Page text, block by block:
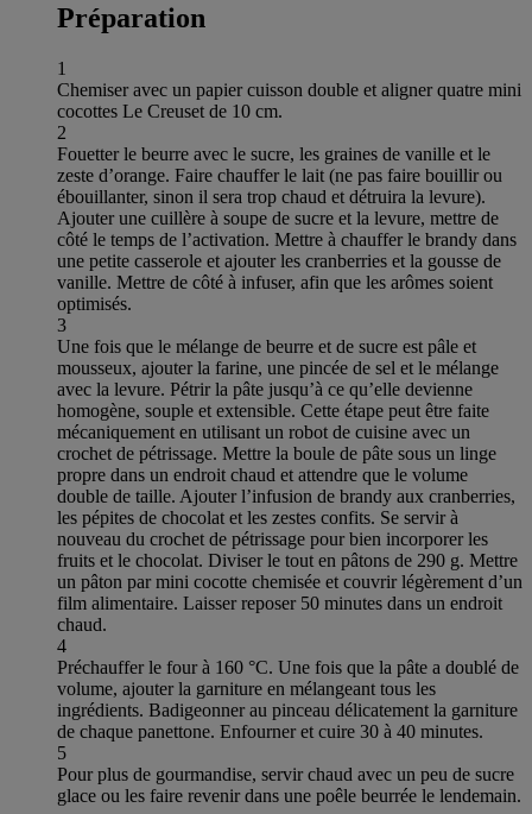
Préparation
1
Chemiser avec un papier cuisson double et aligner quatre mini
cocottes Le Creuset de 10 cm.
2
Fouetter le beurre avec le sucre, les graines de vanille et le
zeste d’orange. Faire chauffer le lait (ne pas faire bouillir ou
ébouillanter, sinon il sera trop chaud et détruira la levure).
Ajouter une cuillère à soupe de sucre et la levure, mettre de
côté le temps de l’activation. Mettre à chauffer le brandy dans
une petite casserole et ajouter les cranberries et la gousse de
vanille. Mettre de côté à infuser, afin que les arômes soient
optimisés.
3
Une fois que le mélange de beurre et de sucre est pâle et
mousseux, ajouter la farine, une pincée de sel et le mélange
avec la levure. Pétrir la pâte jusqu’à ce qu’elle devienne
homogène, souple et extensible. Cette étape peut être faite
mécaniquement en utilisant un robot de cuisine avec un
crochet de pétrissage. Mettre la boule de pâte sous un linge
propre dans un endroit chaud et attendre que le volume
double de taille. Ajouter l’infusion de brandy aux cranberries,
les pépites de chocolat et les zestes confits. Se servir à
nouveau du crochet de pétrissage pour bien incorporer les
fruits et le chocolat. Diviser le tout en pâtons de 290 g. Mettre
un pâton par mini cocotte chemisée et couvrir légèrement d’un
film alimentaire. Laisser reposer 50 minutes dans un endroit
chaud.
4
Préchauffer le four à 160 °C. Une fois que la pâte a doublé de
volume, ajouter la garniture en mélangeant tous les
ingrédients. Badigeonner au pinceau délicatement la garniture
de chaque panettone. Enfourner et cuire 30 à 40 minutes.
5
Pour plus de gourmandise, servir chaud avec un peu de sucre
glace ou les faire revenir dans une poêle beurrée le lendemain.